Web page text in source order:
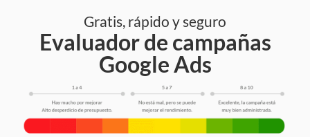
Gratis, rápido y seguro
Evaluador de campañas
Google Ads